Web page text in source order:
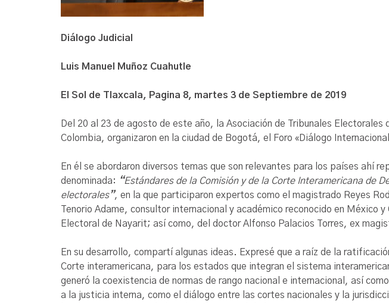
Diálogo Judicial
Luis Manuel Muñoz Cuahutle
El Sol de Tlaxcala, Pagina 8, martes 3 de Septiembre de 2019
Del 20 al 23 de agosto de este año, la Asociación de Tribunales
Colombia, organizaron en la ciudad de Bogotá, el Foro «Diálogo
En él se abordaron diversos temas que son relevantes para los países ahí
denominada: “Estándares de la Comisión y de la Corte Interamericana de
electorales”, en la que participaron expertos como el magistrado Reyes
Tenorio Adame, consultor internacional y académico reconocido en México
Electoral de Nayarit; así como, del doctor Alfonso Palacios Torres, ex
En su desarrollo, compartí algunas ideas. Expresé que a raíz de la
Corte interamericana, para los estados que integran el sistema
generó la coexistencia de normas de rango nacional e internacional, así
a la justicia interna, como el diálogo entre las cortes nacionales y la